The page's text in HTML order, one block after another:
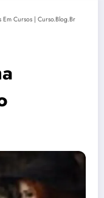
Em Cursos | Curso.blog.br